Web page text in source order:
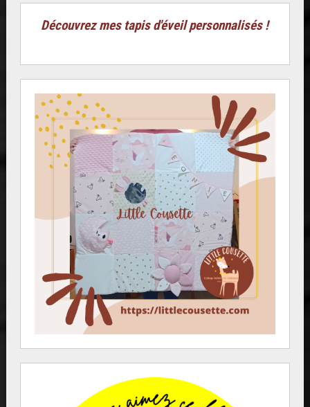
Découvrez mes tapis d'éveil personnalisés !